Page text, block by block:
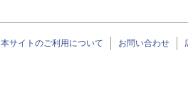
本サイトのご利用について お問い合わせ